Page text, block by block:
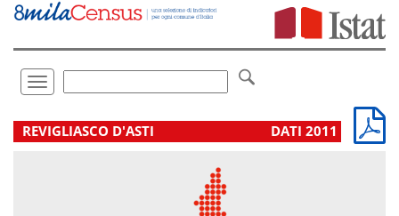
Vai
direttamente
Toggle
navigation
.
REVIGLIASCO D'ASTI DATI 2011